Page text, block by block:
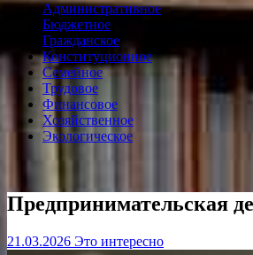
Административное
Бюджетное
Гражданское
Конституционное
Семейное
Трудовое
Финансовое
Хозяйственное
Экологическое
Предпринимательская
21.03.2026 Это интересно